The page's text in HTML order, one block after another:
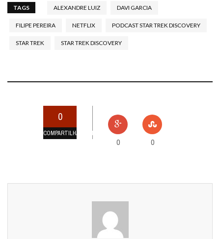
TAGS ALEXANDRE LUIZ DAVI GARCIA
FILIPE PEREIRA NETFLIX PODCAST STAR TREK DISCOVERY
STAR TREK STAR TREK DISCOVERY
0
COMPARTILHAMENTOS
0 0